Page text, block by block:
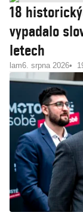
18
vypadalo
letech
lam6. srpna 2026